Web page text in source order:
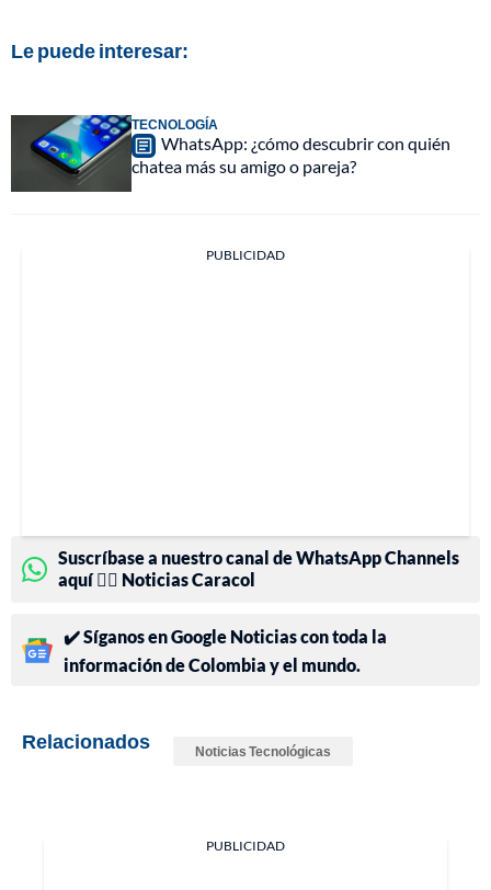
Le puede interesar:
TECNOLOGÍA
WhatsApp: ¿cómo descubrir con quién
chatea más su amigo o pareja?
PUBLICIDAD
Suscríbase a nuestro canal de WhatsApp Channels
aquí 👉🏻 Noticias Caracol
✔️ Síganos en Google Noticias con toda la
información de Colombia y el mundo.
Relacionados Noticias Tecnológicas
PUBLICIDAD